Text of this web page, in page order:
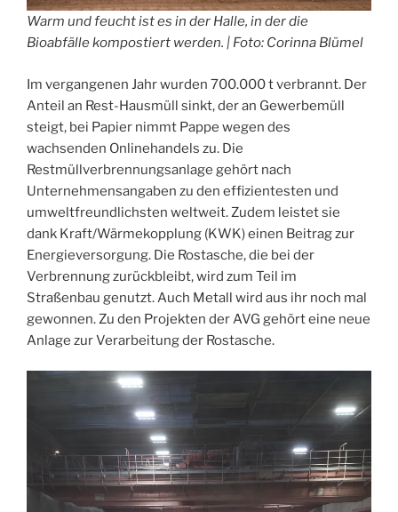
Warm und feucht ist es in der Halle, in der die
Bioabfälle kompostiert werden. | Foto: Corinna Blümel
Im vergangenen Jahr wurden 700.000 t verbrannt. Der
Anteil an Rest-Hausmüll sinkt, der an Gewerbemüll
steigt, bei Papier nimmt Pappe wegen des
wachsenden Onlinehandels zu. Die
Restmüllverbrennungsanlage gehört nach
Unternehmensangaben zu den effizientesten und
umweltfreundlichsten weltweit. Zudem leistet sie
dank Kraft/Wärmekopplung (KWK) einen Beitrag zur
Energieversorgung. Die Rostasche, die bei der
Verbrennung zurückbleibt, wird zum Teil im
Straßenbau genutzt. Auch Metall wird aus ihr noch mal
gewonnen. Zu den Projekten der AVG gehört eine neue
Anlage zur Verarbeitung der Rostasche.